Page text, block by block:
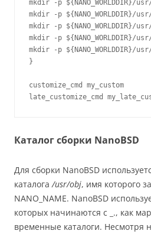
Каталог сборки NanoBSD
Для сборки NanoBSD
каталога/usr/obj, имя которого
NANO_NAME. NanoBSD
которых начинаются с _., как
временные каталоги. Несмотря